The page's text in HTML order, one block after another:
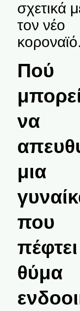
σχετικά
τον νέο
κοροναϊό.
Πού
να
μια
που
πέφτει
θύμα